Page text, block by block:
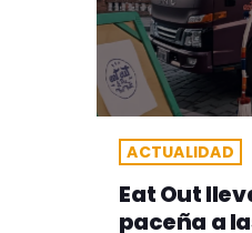
ACTUALIDAD
Eat Out
paceña a